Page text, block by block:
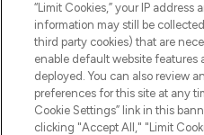
POMOC &
WAŻNE
O
“Limit Cookies,” your IP address
information may still be
third party cookies) that are
enable default website
deployed. You can also review
preferences for this site at any
Cookie Settings” link in this
clicking "Accept All," "Limit